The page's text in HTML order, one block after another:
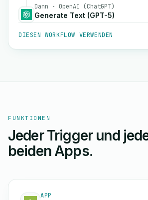
Dann · OpenAI (ChatGPT)
Generate Text (GPT-5)
DIESEN WORKFLOW VERWENDEN
FUNKTIONEN
Jeder Trigger und
beiden Apps.
APP